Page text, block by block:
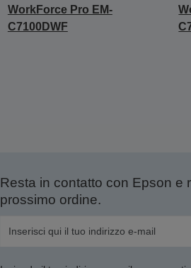
WorkForce Pro EM-
C7100DWF
Resta in contatto con Epson
prossimo ordine.